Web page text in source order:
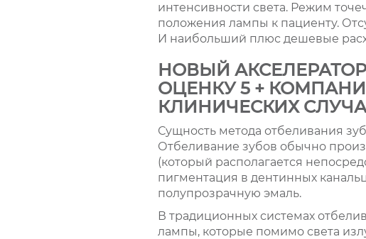
интенсивности света. Режим
положения лампы к пациенту.
И наибольший плюс дешевые
НОВЫЙ
ОЦЕНКУ 5 +
КЛИНИЧЕСКИХ
Сущность метода отбеливания
Отбеливание зубов обычно
(который располагается
пигментация в дентинных
полупрозрачную эмаль.
В традиционных системах
лампы, которые помимо света